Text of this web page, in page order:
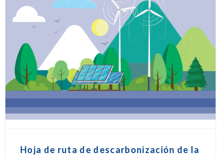
Hoja de ruta de descarbonización de la